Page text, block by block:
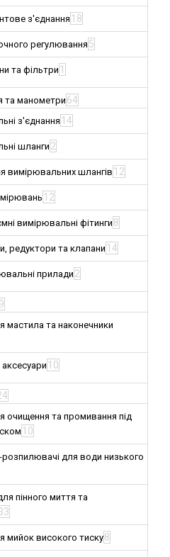
з'єднання 18
регулювання 5
та фільтри 1
та манометри 64
з'єднання 14
шланги 2
вимірювальних шлангів 12
12
вимірювальні фітинги 8
редуктори та клапани 14
прилади2
мастила та наконечники
10
очищення та промивання під
10
розпилювачі для води низького
пінного миття та
мийок високого тиску8